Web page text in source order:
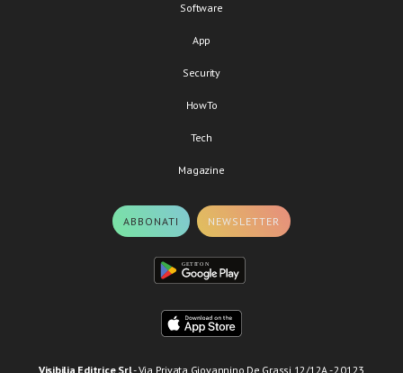
Software
App
Security
HowTo
Tech
Magazine
ABBONATI NEWSLETTER
Visibilia Editrice Srl- Via Privata Giovannino De Grassi 12/12A - 20123